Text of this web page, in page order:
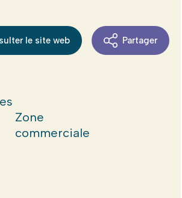
le site web Partager
Zone
commerciale